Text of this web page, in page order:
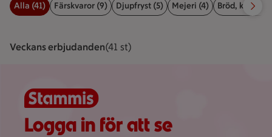
Filter för erbjudanden
Alla (41) Färskvaror (9) Djupfryst (5) Mejeri (4) Bröd, kex &
Veckans erbjudandenVisar 41 st stycken
(41 st)
Logga in för att se